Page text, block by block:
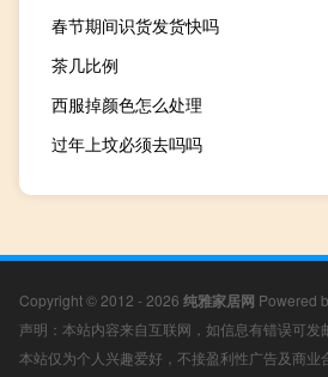
春节期间识货发货快吗
茶几比例
西服掉颜色怎么处理
过年上坟必须去吗吗
Copyright © 2012 - 2026 纯雅家居网 Powered
声明：本站内容来自互联网，如信息有错误可
本站仅为个人兴趣爱好，不接盈利性广告及商业